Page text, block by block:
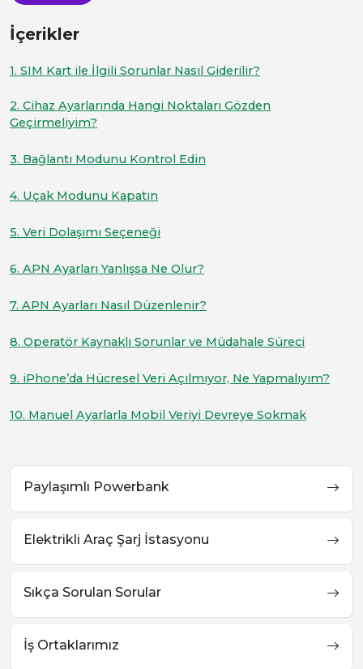
İçerikler
1. SIM Kart ile İlgili Sorunlar Nasıl Giderilir?
2. Cihaz Ayarlarında Hangi Noktaları Gözden
Geçirmeliyim?
3. Bağlantı Modunu Kontrol Edin
4. Uçak Modunu Kapatın
5. Veri Dolaşımı Seçeneği
6. APN Ayarları Yanlışsa Ne Olur?
7. APN Ayarları Nasıl Düzenlenir?
8. Operatör Kaynaklı Sorunlar ve Müdahale Süreci
9. iPhone’da Hücresel Veri Açılmıyor, Ne Yapmalıyım?
10. Manuel Ayarlarla Mobil Veriyi Devreye Sokmak
Paylaşımlı Powerbank
Elektrikli Araç Şarj İstasyonu
Sıkça Sorulan Sorular
İş Ortaklarımız